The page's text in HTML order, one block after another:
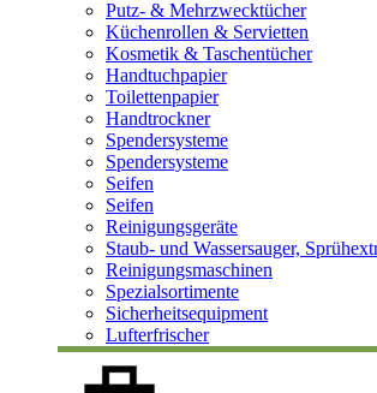
Putz- & Mehrzwecktücher
Küchenrollen & Servietten
Kosmetik & Taschentücher
Handtuchpapier
Toilettenpapier
Handtrockner
Spendersysteme
Spendersysteme
Seifen
Seifen
Reinigungsgeräte
Staub- und Wassersauger,
Reinigungsmaschinen
Spezialsortimente
Sicherheitsequipment
Lufterfrischer